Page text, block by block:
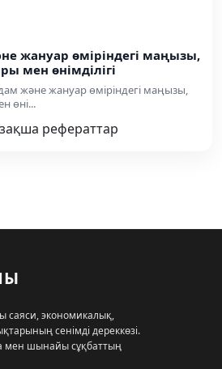
жануар өміріндегі маңызы,
мен өнімділігі
және жануар өміріндегі маңызы,
өні...
рефераттар
саяси, экономикалық,
сенімді дереккөзі.
мен шынайы сұқбаттың